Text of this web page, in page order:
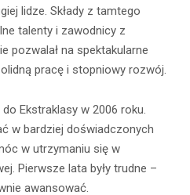
lidze. Składy z tamtego
talenty i zawodnicy z
pozwalał na spektakularne
pracę i stopniowy rozwój.
Ekstraklasy w 2006 roku.
w bardziej doświadczonych
w utrzymaniu się w
Pierwsze lata były trudne –
awansować.